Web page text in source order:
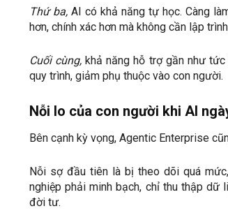
Thứ ba, AI có khả năng tự học. Càng
hơn, chính xác hơn mà không cần lập
Cuối cùng, khả năng hỗ trợ gần như tức
quy trình, giảm phụ thuộc vào con người.
Nỗi lo của con người khi AI
Bên cạnh kỳ vọng, Agentic Enterprise
Nỗi sợ đầu tiên là bị theo dõi quá
nghiệp phải minh bạch, chỉ thu thập dữ
đời tư.